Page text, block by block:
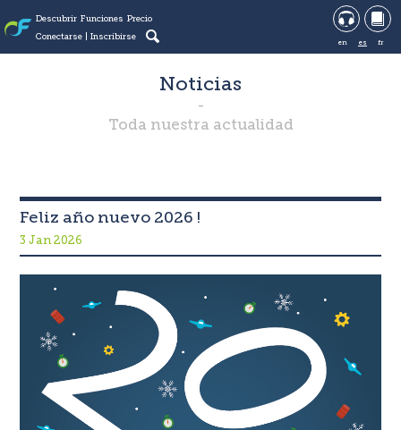
Descubrir Funciones Precio
Conectarse
Inscribirse
en es fr
Noticias
Toda nuestra actualidad
Feliz año nuevo 2026 !
3 Jan 2026